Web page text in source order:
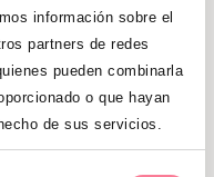
información sobre el
partners de redes
pueden combinarla
o que hayan
de sus servicios.
de
flota en el